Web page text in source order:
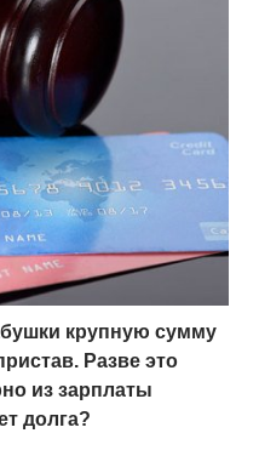
крупную сумму
Разве это
из зарплаты
долга?